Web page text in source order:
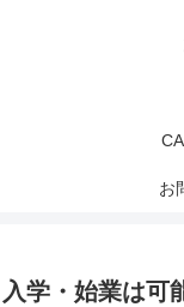
お
学・始業は可